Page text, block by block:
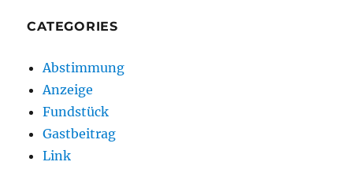
CATEGORIES
Abstimmung
Anzeige
Fundstück
Gastbeitrag
Link